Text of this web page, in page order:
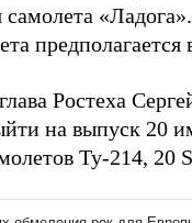
предполагается
Ростеха
на выпуск 20
Ту-214,